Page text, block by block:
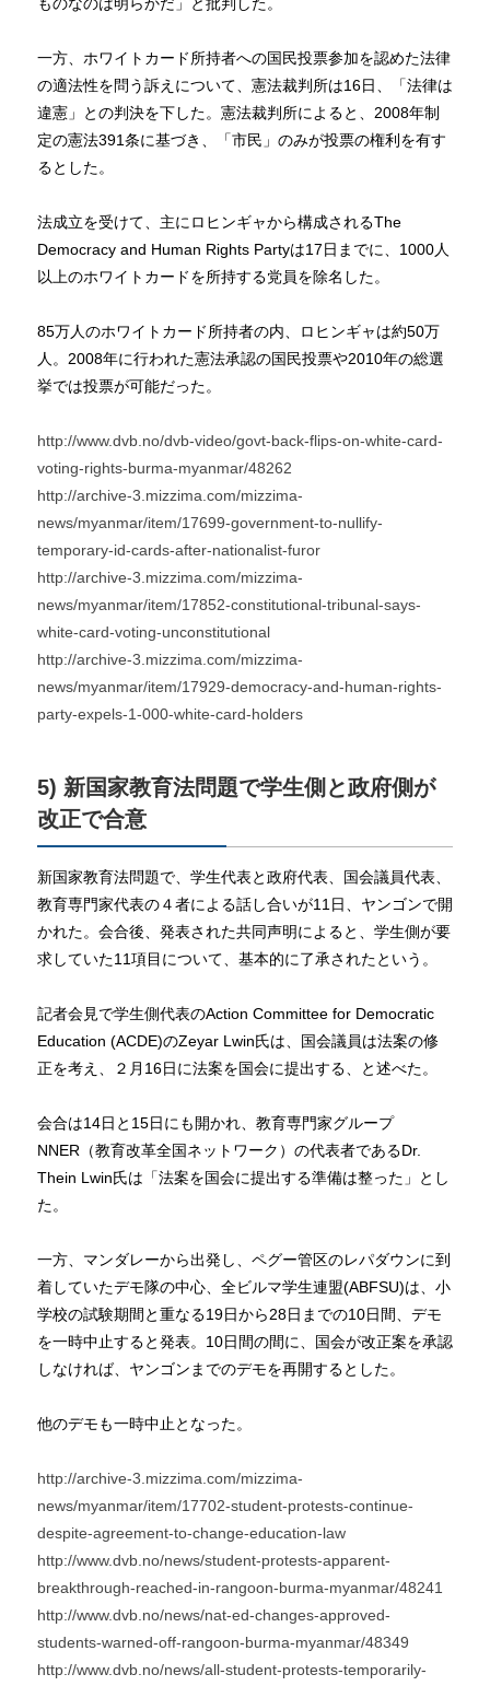
一方、ホワイトカード所持者への国民投票参加を認めた法律
の適法性を問う訴えについて、憲法裁判所は16日、「法律は
違憲」との判決を下した。憲法裁判所によると、2008年制
定の憲法391条に基づき、「市民」のみが投票の権利を有す
るとした。
法成立を受けて、主にロヒンギャから構成されるThe
Democracy and Human Rights Partyは17日までに、1000人
以上のホワイトカードを所持する党員を除名した。
85万人のホワイトカード所持者の内、ロヒンギャは約50万
人。2008年に行われた憲法承認の国民投票や2010年の総選
挙では投票が可能だった。
http://www.dvb.no/dvb-video/govt-back-flips-on-white-card-
voting-rights-burma-myanmar/48262
http://archive-3.mizzima.com/mizzima-
news/myanmar/item/17699-government-to-nullify-
temporary-id-cards-after-nationalist-furor
http://archive-3.mizzima.com/mizzima-
news/myanmar/item/17852-constitutional-tribunal-says-
white-card-voting-unconstitutional
http://archive-3.mizzima.com/mizzima-
news/myanmar/item/17929-democracy-and-human-rights-
party-expels-1-000-white-card-holders
5) 新国家教育法問題で学生側と政府側が
改正で合意
新国家教育法問題で、学生代表と政府代表、国会議員代表、
教育専門家代表の４者による話し合いが11日、ヤンゴンで開
かれた。会合後、発表された共同声明によると、学生側が要
求していた11項目について、基本的に了承されたという。
記者会見で学生側代表のAction Committee for Democratic
Education (ACDE)のZeyar Lwin氏は、国会議員は法案の修
正を考え、２月16日に法案を国会に提出する、と述べた。
会合は14日と15日にも開かれ、教育専門家グループ
NNER（教育改革全国ネットワーク）の代表者であるDr.
Thein Lwin氏は「法案を国会に提出する準備は整った」とし
た。
一方、マンダレーから出発し、ペグー管区のレパダウンに到
着していたデモ隊の中心、全ビルマ学生連盟(ABFSU)は、小
学校の試験期間と重なる19日から28日までの10日間、デモ
を一時中止すると発表。10日間の間に、国会が改正案を承認
しなければ、ヤンゴンまでのデモを再開するとした。
他のデモも一時中止となった。
http://archive-3.mizzima.com/mizzima-
news/myanmar/item/17702-student-protests-continue-
despite-agreement-to-change-education-law
http://www.dvb.no/news/student-protests-apparent-
breakthrough-reached-in-rangoon-burma-myanmar/48241
http://www.dvb.no/news/nat-ed-changes-approved-
students-warned-off-rangoon-burma-myanmar/48349
http://www.dvb.no/news/all-student-protests-temporarily-